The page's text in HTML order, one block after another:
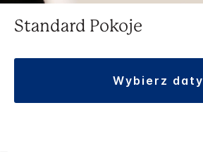
Standard Pokoje
wybierz daty